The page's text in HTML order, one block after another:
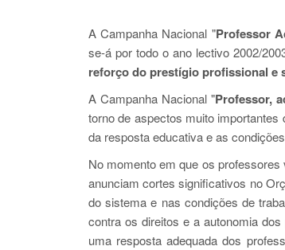
A Campanha Nacional "Professor
se-á por todo o ano lectivo 2002/
reforço do prestígio profissional e
A Campanha Nacional "Professor,
torno de aspectos muito
da resposta educativa e as
No momento em que os
anunciam cortes significativos no
do sistema e nas condições de
contra os direitos e a autonomia
uma resposta adequada dos